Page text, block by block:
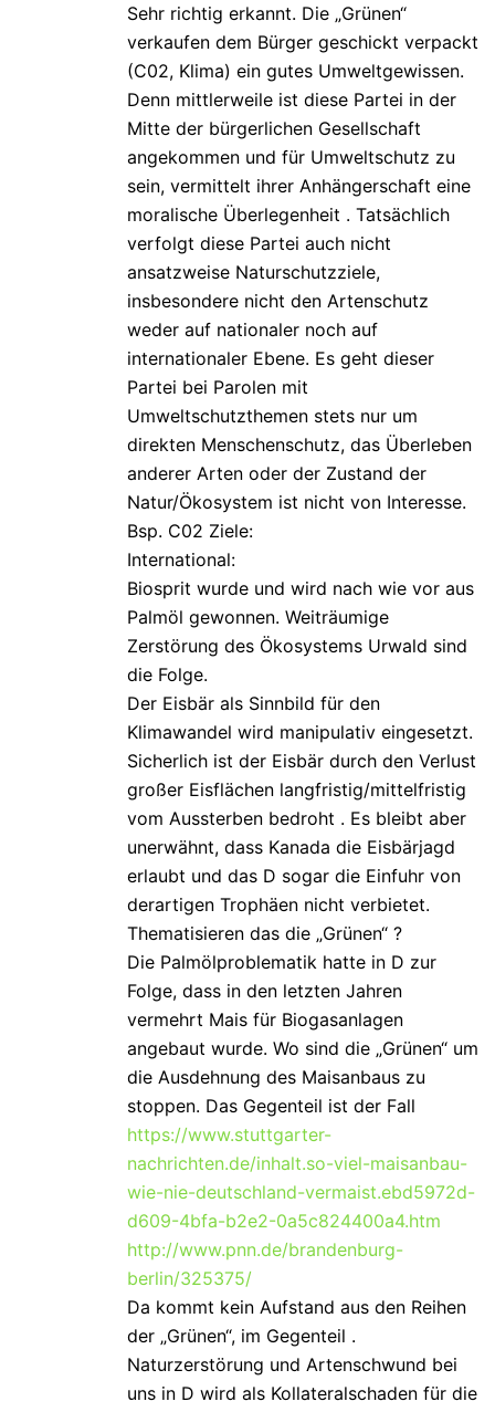
Sehr richtig erkannt. Die „Grünen“
verkaufen dem Bürger geschickt verpackt
(C02, Klima) ein gutes Umweltgewissen.
Denn mittlerweile ist diese Partei in der
Mitte der bürgerlichen Gesellschaft
angekommen und für Umweltschutz zu
sein, vermittelt ihrer Anhängerschaft eine
moralische Überlegenheit . Tatsächlich
verfolgt diese Partei auch nicht
ansatzweise Naturschutzziele,
insbesondere nicht den Artenschutz
weder auf nationaler noch auf
internationaler Ebene. Es geht dieser
Partei bei Parolen mit
Umweltschutzthemen stets nur um
direkten Menschenschutz, das Überleben
anderer Arten oder der Zustand der
Natur/Ökosystem ist nicht von Interesse.
Bsp. C02 Ziele:
International:
Biosprit wurde und wird nach wie vor aus
Palmöl gewonnen. Weiträumige
Zerstörung des Ökosystems Urwald sind
die Folge.
Der Eisbär als Sinnbild für den
Klimawandel wird manipulativ eingesetzt.
Sicherlich ist der Eisbär durch den Verlust
großer Eisflächen langfristig/mittelfristig
vom Aussterben bedroht . Es bleibt aber
unerwähnt, dass Kanada die Eisbärjagd
erlaubt und das D sogar die Einfuhr von
derartigen Trophäen nicht verbietet.
Thematisieren das die „Grünen“ ?
Die Palmölproblematik hatte in D zur
Folge, dass in den letzten Jahren
vermehrt Mais für Biogasanlagen
angebaut wurde. Wo sind die „Grünen“ um
die Ausdehnung des Maisanbaus zu
stoppen. Das Gegenteil ist der Fall
https://www.stuttgarter-
nachrichten.de/inhalt.so-viel-maisanbau-
wie-nie-deutschland-vermaist.ebd5972d-
d609-4bfa-b2e2-0a5c824400a4.htm
http://www.pnn.de/brandenburg-
berlin/325375/
Da kommt kein Aufstand aus den Reihen
der „Grünen“, im Gegenteil .
Naturzerstörung und Artenschwund bei
uns in D wird als Kollateralschaden für die